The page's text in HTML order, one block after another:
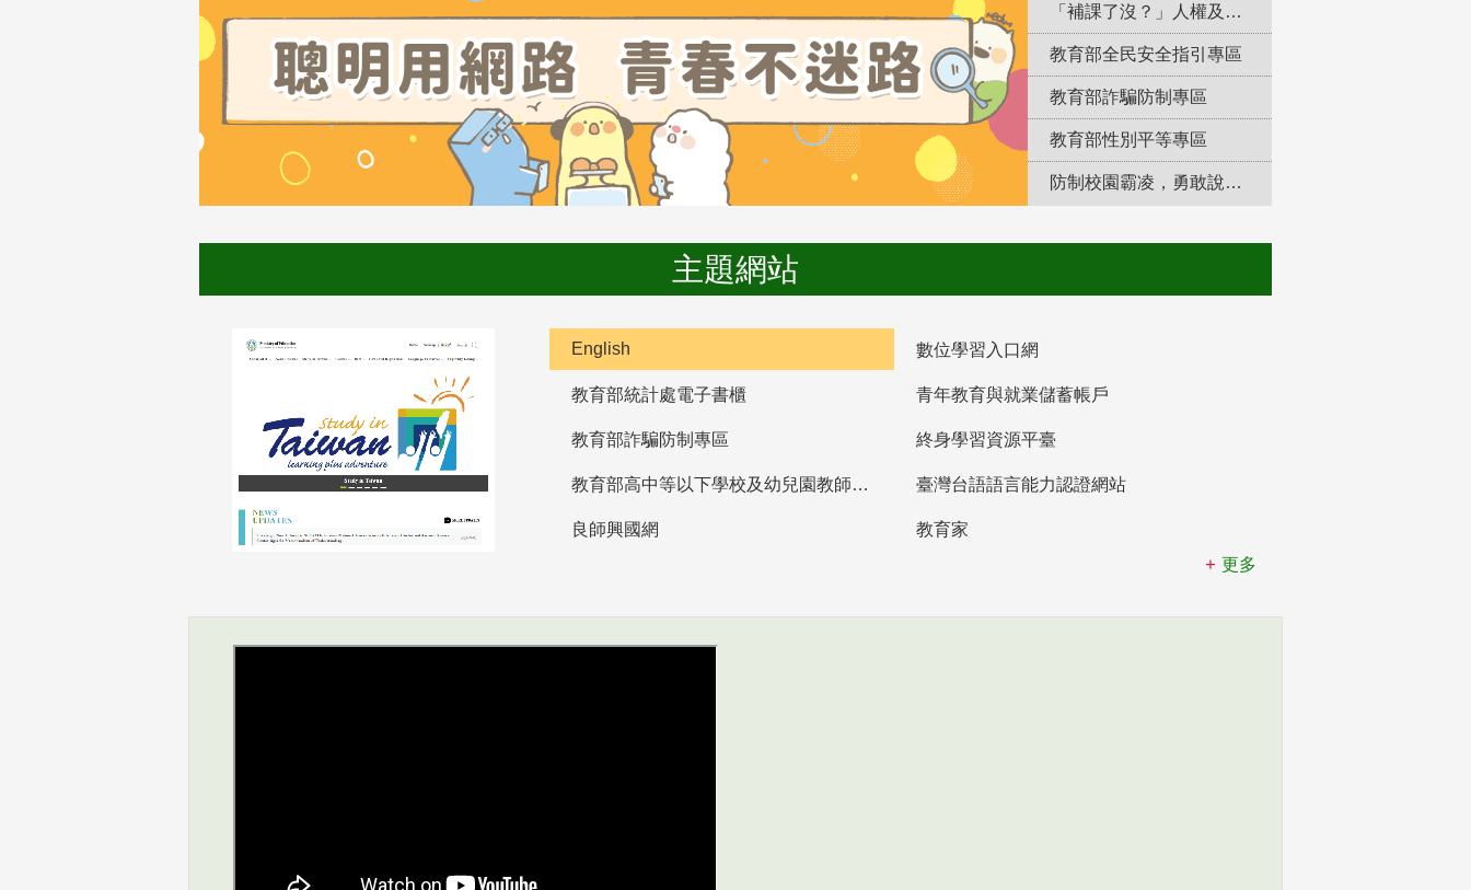
「補課了沒？」人權及轉型正義教育專區
教育部全民安全指引專區
教育部詐騙防制專區
教育部性別平等專區
防制校園霸凌，勇敢說出來！
主題網站
English 數位學習入口網
教育部統計處電子書櫃 青年教育與就業儲蓄帳戶
教育部詐騙防制專區 終身學習資源平臺
教育部高中等以下學校及幼兒園教師資格檢定考試 臺灣台語語言能力認證網站
良師興國網
教育家
更多